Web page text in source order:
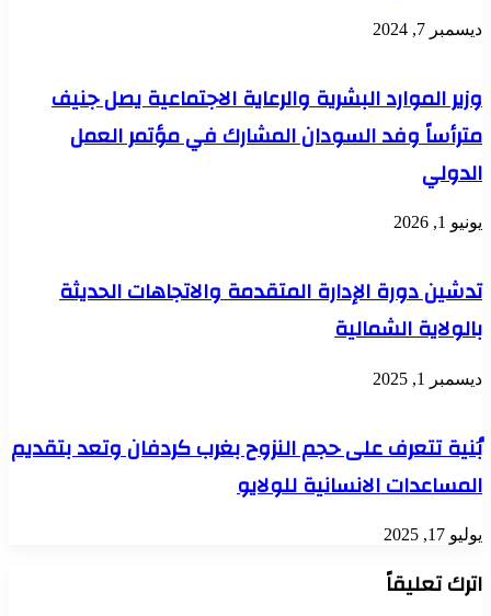
ديسمبر 7, 2024
وزير الموارد البشرية والرعاية الاجتماعية يصل جنيف
مترأساً وفد السودان المشارك في مؤتمر العمل
الدولي
يونيو 1, 2026
تدشين دورة الإدارة المتقدمة والاتجاهات الحديثة
بالولاية الشمالية
ديسمبر 1, 2025
بُنية تتعرف على حجم النزوح بغرب كردفان وتعد بتقديم
المساعدات الانسانية للولايو
يوليو 17, 2025
اترك تعليقاً